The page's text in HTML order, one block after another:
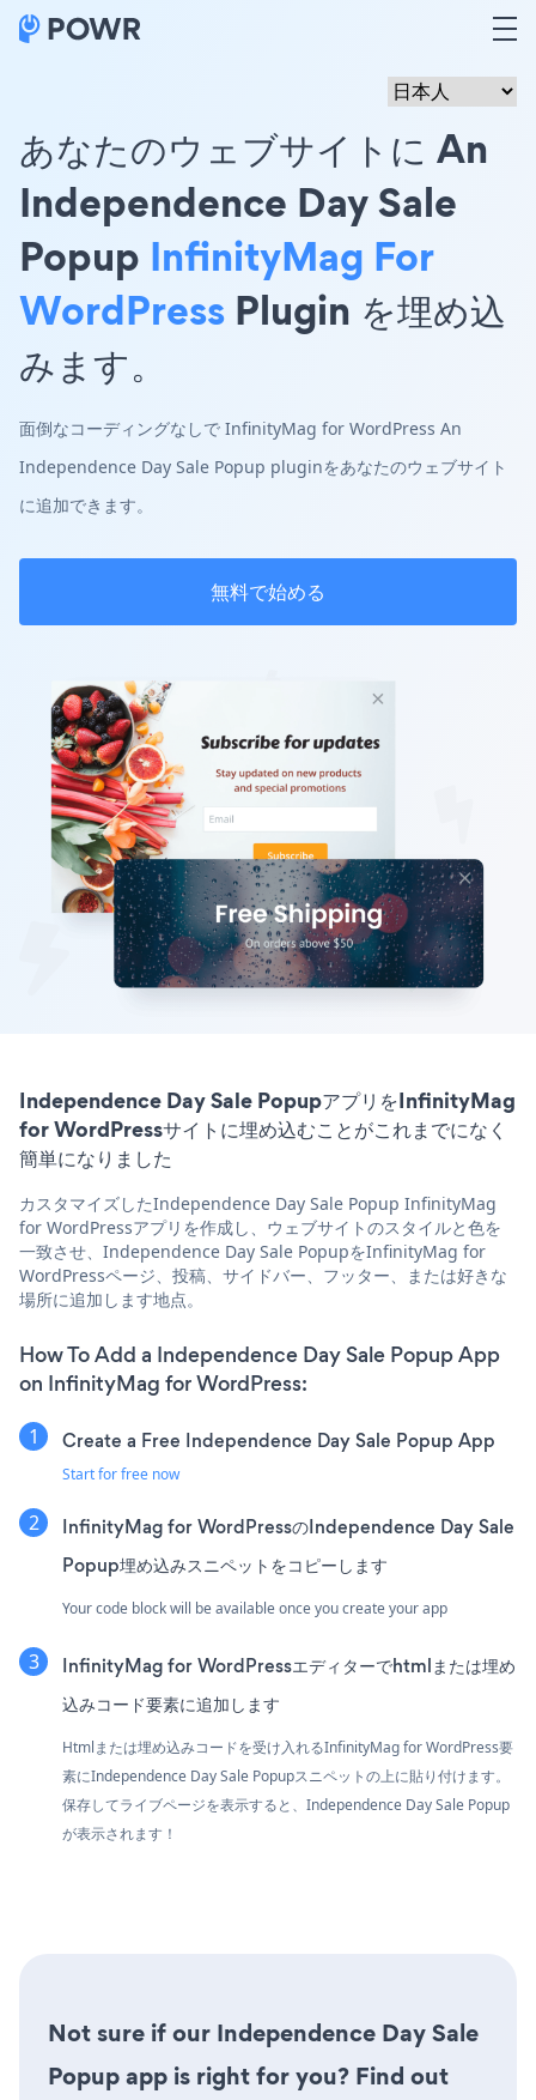
あなたのウェブサイトに An
Independence Day Sale
Popup InfinityMag For
WordPress Plugin を埋め込
みます。
面倒なコーディングなしで InfinityMag for WordPress An
Independence Day Sale Popup pluginをあなたのウェブサイト
に追加できます。
無料で始める
Independence Day Sale PopupアプリをInfinityMag
for WordPressサイトに埋め込むことがこれまでになく
簡単になりました
カスタマイズしたIndependence Day Sale Popup InfinityMag
for WordPressアプリを作成し、ウェブサイトのスタイルと色を
一致させ、Independence Day Sale PopupをInfinityMag for
WordPressページ、投稿、サイドバー、フッター、または好きな
場所に追加します地点。
How To Add a Independence Day Sale Popup App
on InfinityMag for WordPress:
Create a Free Independence Day Sale Popup App
Start for free now
InfinityMag for WordPressのIndependence Day Sale
Popup埋め込みスニペットをコピーします
Your code block will be available once you create your app
InfinityMag for WordPressエディターでhtmlまたは埋め
込みコード要素に追加します
Htmlまたは埋め込みコードを受け入れるInfinityMag for WordPress要
素にIndependence Day Sale Popupスニペットの上に貼り付けます。
保存してライブページを表示すると、Independence Day Sale Popup
が表示されます！
Not sure if our Independence Day Sale
Popup app is right for you? Find out